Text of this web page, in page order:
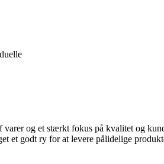
og et stærkt fokus på kvalitet og
et godt ry for at levere pålidelige